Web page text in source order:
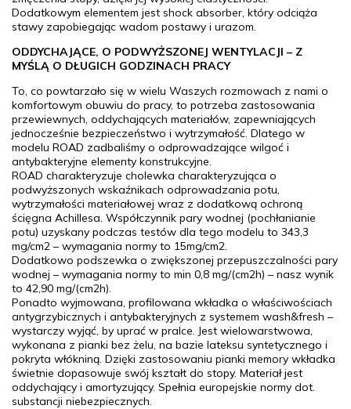
Dodatkowym elementem jest shock absorber, który odciąża
stawy zapobiegając wadom postawy i urazom.
ODDYCHAJĄCE, O PODWYŻSZONEJ WENTYLACJI – Z
MYŚLĄ O DŁUGICH GODZINACH PRACY
To, co powtarzało się w wielu Waszych rozmowach z nami o
komfortowym obuwiu do pracy, to potrzeba zastosowania
przewiewnych, oddychających materiałów, zapewniających
jednocześnie bezpieczeństwo i wytrzymałość. Dlatego w
modelu ROAD zadbaliśmy o odprowadzające wilgoć i
antybakteryjne elementy konstrukcyjne.
ROAD charakteryzuje cholewka charakteryzująca o
podwyższonych wskaźnikach odprowadzania potu,
wytrzymałości materiałowej wraz z dodatkową ochroną
ścięgna Achillesa. Współczynnik pary wodnej (pochłanianie
potu) uzyskany podczas testów dla tego modelu to 343,3
mg/cm2 – wymagania normy to 15mg/cm2.
Dodatkowo podszewka o zwiększonej przepuszczalności pary
wodnej – wymagania normy to min 0,8 mg/(cm2h) – nasz wynik
to 42,90 mg/(cm2h).
Ponadto wyjmowana, profilowana wkładka o właściwościach
antygrzybicznych i antybakteryjnych z systemem wash&fresh –
wystarczy wyjąć, by uprać w pralce. Jest wielowarstwowa,
wykonana z pianki bez żelu, na bazie lateksu syntetycznego i
pokryta włókniną. Dzięki zastosowaniu pianki memory wkładka
świetnie dopasowuje swój kształt do stopy. Materiał jest
oddychający i amortyzujący. Spełnia europejskie normy dot.
substancji niebezpiecznych.